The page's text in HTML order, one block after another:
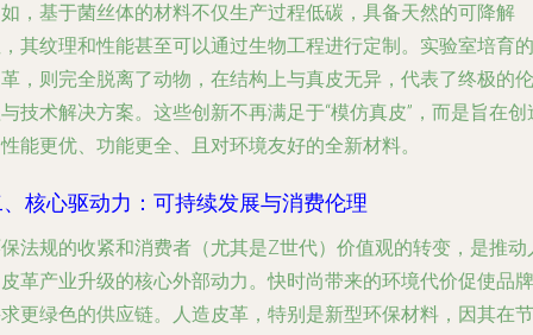
，基于菌丝体的材料不仅生产过程低碳，具备天然的可降解
其纹理和性能甚至可以通过生物工程进行定制。实验室培育的
，则完全脱离了动物，在结构上与真皮无异，代表了终极的伦
技术解决方案。这些创新不再满足于“模仿真皮”，而是旨在创
能更优、功能更全、且对环境友好的全新材料。
核心驱动力：可持续发展与消费伦理
法规的收紧和消费者（尤其是Z世代）价值观的转变，是推动
革产业升级的核心外部动力。快时尚带来的环境代价促使品牌
更绿色的供应链。人造皮革，特别是新型环保材料，因其在节